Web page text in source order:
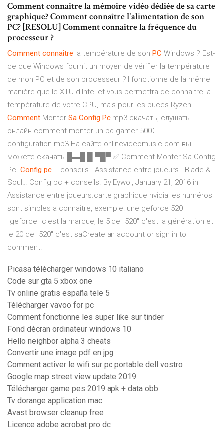
Comment connaitre la mémoire vidéo dédiée de sa carte
graphique? Comment connaître l'alimentation de son
PC? [RESOLU] Comment connaitre la fréquence du
processeur ?
Comment connaitre la température de son PC Windows ? Est-
ce que Windows fournit un moyen de vérifier la température
de mon PC et de son processeur ?Il fonctionne de la même
manière que le XTU d'Intel et vous permettra de connaitre la
température de votre CPU, mais pour les puces Ryzen.
Comment Monter Sa Config Pc mp3 скачать, слушать
онлайн comment monter un pc gamer 500€
configuration.mp3.На сайте onlinevideomusic.com вы
можете скачать █▬█ █ ▀█▀ ✅ Comment Monter Sa Config
Pc. Config pc + conseils - Assistance entre joueurs - Blade &
Soul… Config pc + conseils. By Eywol, January 21, 2016 in
Assistance entre joueurs.carte graphique nvidia les numéros
sont simples a connaitre, exemple: une geforce 520
"geforce" c'est la marque, le 5 de "520" c'est la génération et
le 20 de "520" c'est saCreate an account or sign in to
comment.
Picasa télécharger windows 10 italiano
Code sur gta 5 xbox one
Tv online gratis españa tele 5
Télécharger vavoo for pc
Comment fonctionne les super like sur tinder
Fond décran ordinateur windows 10
Hello neighbor alpha 3 cheats
Convertir une image pdf en jpg
Comment activer le wifi sur pc portable dell vostro
Google map street view update 2019
Télécharger game pes 2019 apk + data obb
Tv dorange application mac
Avast browser cleanup free
Licence adobe acrobat pro dc